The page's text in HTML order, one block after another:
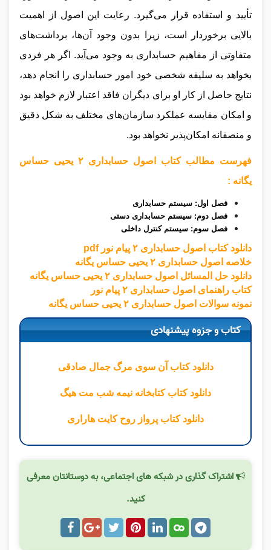
تأیید و استفاده قرار می‌گیرد. رعایت این اصول از اهمیت
بالایی برخوردار است، زیرا بدون وجود آن‌ها، برداشت‌های
متفاوتی از مفاهیم حسابداری به وجود می‌آید. اگر هر فردی
بخواهد به سلیقه شخصی خود امور حسابداری را انجام دهد،
نتایج حاصل از کار او برای دیگران فاقد اعتبار لازم خواهد بود
و امکان مقایسه عملکرد سازمان‌های مختلف به شکل دقیق
و منصفانه امکان‌پذیر نخواهد بود.
فهرست مطالب کتاب اصول حسابداری ۲ یحیی حساس
یگانه :
فصل اول: سیستم حسابداری
فصل دوم: سیستم حسابداری دستی
فصل سوم: سیستم کنترل داخلی
دانلود کتاب اصول حسابداری ۲ پیام نور pdf
خلاصه اصول حسابداری ۲ یحیی حساس یگانه
دانلود حل المسائل اصول حسابداری ۲ یحیی حساس یگانه
کتاب راهنمای اصول حسابداری ۲ پیام نور
نمونه سوالات اصول حسابداری ۲ یحیی حساس یگانه
کتاب و جزوه پیشنهادی
دانلود کتاب آن سوی مرگ جمال صادقی
دانلود کتاب کتابخانه نیمه شب مت هیگ
دانلود کتاب پرواز روح کایت هاراری
اشتراک گذاری در شبکه های اجتماعی، به دوستانتان معرفی
کنید.